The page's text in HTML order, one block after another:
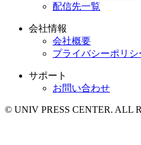
配信先一覧
会社情報
会社概要
プライバシーポリシ
サポート
お問い合わせ
© UNIV PRESS CENTER. ALL